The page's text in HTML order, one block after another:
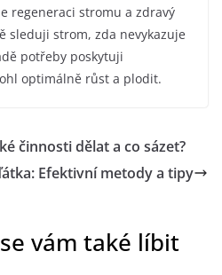
regeneraci stromu a zdravý
sleduji strom, zda nevykazuje
potřeby poskytuji
optimálně růst a plodit.
činnosti dělat a co sázet?
Efektivní metody a tipy
vám také líbit